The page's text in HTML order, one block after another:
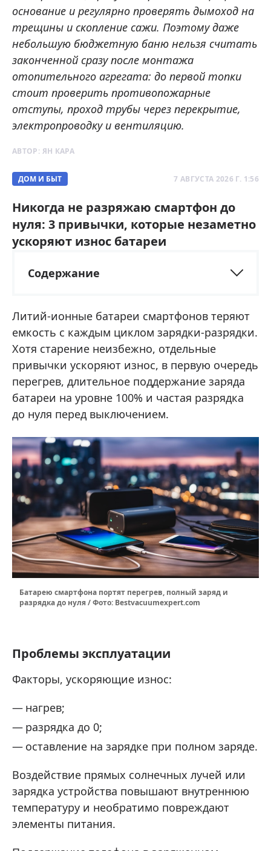
основание и регулярно проверять дымоход на
трещины и скопление сажи. Поэтому даже
небольшую бюджетную баню нельзя считать
законченной сразу после монтажа
отопительного агрегата: до первой топки
стоит проверить противопожарные
отступы, проход трубы через перекрытие,
электропроводку и вентиляцию.
АВТОР: ЯН КАРА
ДОМ И БЫТ 7 АВГУСТА 2026 Г. 1:56
Никогда не разряжаю смартфон до
нуля: 3 привычки, которые незаметно
ускоряют износ батареи
Содержание
Литий-ионные батареи смартфонов теряют
емкость с каждым циклом зарядки-разрядки.
Хотя старение неизбежно, отдельные
привычки ускоряют износ, в первую очередь
перегрев, длительное поддержание заряда
батареи на уровне 100% и частая разрядка
до нуля перед выключением.
Батарею смартфона портят перегрев, полный заряд и
разрядка до нуля / Фото: Bestvacuumexpert.com
Проблемы эксплуатации
Факторы, ускоряющие износ:
нагрев;
разрядка до 0;
оставление на зарядке при полном заряде.
Воздействие прямых солнечных лучей или
зарядка устройства повышают внутреннюю
температуру и необратимо повреждают
элементы питания.